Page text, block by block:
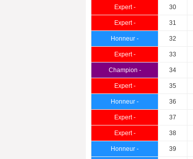
Expert - 30
Expert - 31
Honneur - 32
Expert - 33
Champion - 34
Expert - 35
Honneur - 36
Expert - 37
Expert - 38
Honneur - 39